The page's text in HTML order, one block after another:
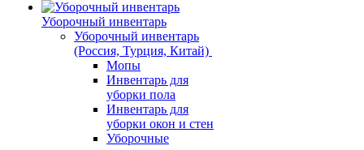
Уборочный инвентарь
Уборочный инвентарь
(Россия, Турция, Китай)
Мопы
Инвентарь для
уборки пола
Инвентарь для
уборки окон и стен
Уборочные